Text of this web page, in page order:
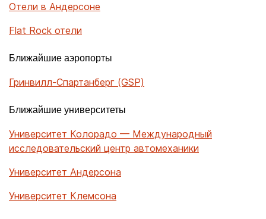
Отели в Андерсоне
Flat Rock отели
Ближайшие аэропорты
Гринвилл-Спартанберг (GSP)
Ближайшие университеты
Университет Колорадо — Международный
исследовательский центр автомеханики
Университет Андерсона
Университет Клемсона